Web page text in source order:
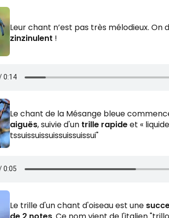
Leur chant n’est pas très mélodieux. On
zinzinulent !
Le chant de la Mésange bleue
aiguës, suivie d'un trille rapideet «
tssuissuissuissuissuissui"
Le trille d'un chant d'oiseau est une